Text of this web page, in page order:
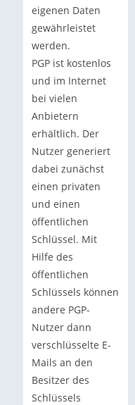
eigenen Daten
gewährleistet
werden.
PGP ist kostenlos
und im Internet
bei vielen
Anbietern
erhältlich. Der
Nutzer generiert
dabei zunächst
einen privaten
und einen
öffentlichen
Schlüssel. Mit
Hilfe des
öffentlichen
Schlüssels können
andere PGP-
Nutzer dann
verschlüsselte E-
Mails an den
Besitzer des
Schlüssels